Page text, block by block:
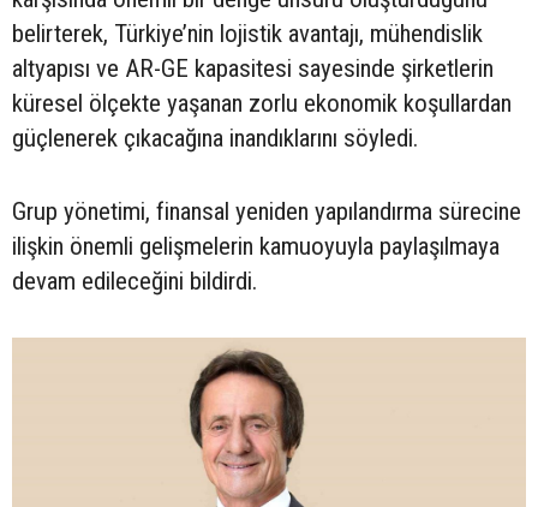
belirterek, Türkiye’nin lojistik avantajı, mühendislik
altyapısı ve AR-GE kapasitesi sayesinde şirketlerin
küresel ölçekte yaşanan zorlu ekonomik koşullardan
güçlenerek çıkacağına inandıklarını söyledi.
Grup yönetimi, finansal yeniden yapılandırma sürecine
ilişkin önemli gelişmelerin kamuoyuyla paylaşılmaya
devam edileceğini bildirdi.